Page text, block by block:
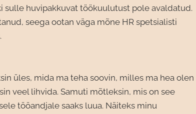
sulle huvipakkuvat töökuulutust pole avaldatud.
seega ootan väga mõne HR spetsialisti
üles, mida ma teha soovin, milles ma hea olen
veel lihvida. Samuti mõtleksin, mis on see
tööandjale saaks luua. Näiteks minu